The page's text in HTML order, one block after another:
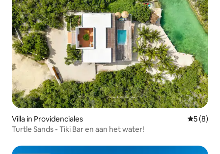
Villa in Providenciales
5 (8)
Turtle Sands - Tiki Bar en aan het water!